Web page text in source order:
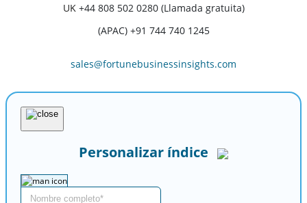
UK +44 808 502 0280 (Llamada gratuita)
(APAC) +91 744 740 1245
sales@fortunebusinessinsights.com
Personalizar índice